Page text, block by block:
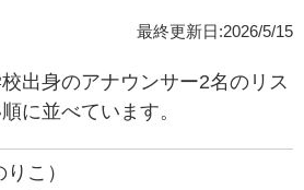
最終更新日:2026/5/15
出身のアナウンサー2名のリス
に並べています。
りこ）